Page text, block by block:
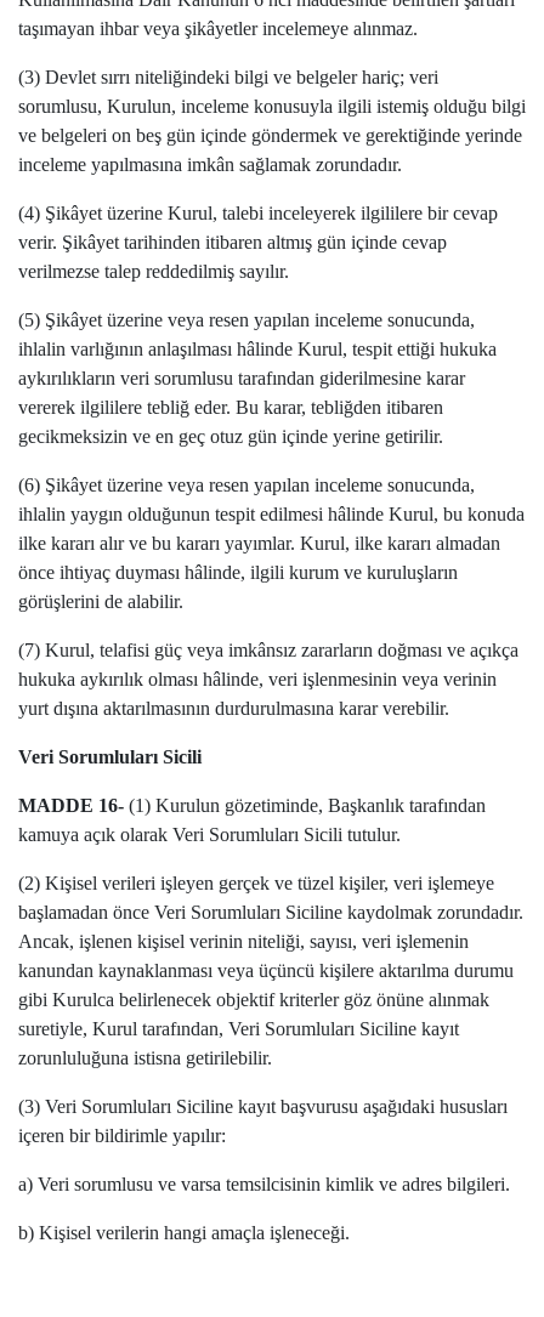
taşımayan ihbar veya şikâyetler incelemeye alınmaz.
(3) Devlet sırrı niteliğindeki bilgi ve belgeler hariç; veri
sorumlusu, Kurulun, inceleme konusuyla ilgili istemiş olduğu bilgi
ve belgeleri on beş gün içinde göndermek ve gerektiğinde yerinde
inceleme yapılmasına imkân sağlamak zorundadır.
(4) Şikâyet üzerine Kurul, talebi inceleyerek ilgililere bir cevap
verir. Şikâyet tarihinden itibaren altmış gün içinde cevap
verilmezse talep reddedilmiş sayılır.
(5) Şikâyet üzerine veya resen yapılan inceleme sonucunda,
ihlalin varlığının anlaşılması hâlinde Kurul, tespit ettiği hukuka
aykırılıkların veri sorumlusu tarafından giderilmesine karar
vererek ilgililere tebliğ eder. Bu karar, tebliğden itibaren
gecikmeksizin ve en geç otuz gün içinde yerine getirilir.
(6) Şikâyet üzerine veya resen yapılan inceleme sonucunda,
ihlalin yaygın olduğunun tespit edilmesi hâlinde Kurul, bu konuda
ilke kararı alır ve bu kararı yayımlar. Kurul, ilke kararı almadan
önce ihtiyaç duyması hâlinde, ilgili kurum ve kuruluşların
görüşlerini de alabilir.
(7) Kurul, telafisi güç veya imkânsız zararların doğması ve açıkça
hukuka aykırılık olması hâlinde, veri işlenmesinin veya verinin
yurt dışına aktarılmasının durdurulmasına karar verebilir.
Veri Sorumluları Sicili
MADDE 16- (1) Kurulun gözetiminde, Başkanlık tarafından
kamuya açık olarak Veri Sorumluları Sicili tutulur.
(2) Kişisel verileri işleyen gerçek ve tüzel kişiler, veri işlemeye
başlamadan önce Veri Sorumluları Siciline kaydolmak zorundadır.
Ancak, işlenen kişisel verinin niteliği, sayısı, veri işlemenin
kanundan kaynaklanması veya üçüncü kişilere aktarılma durumu
gibi Kurulca belirlenecek objektif kriterler göz önüne alınmak
suretiyle, Kurul tarafından, Veri Sorumluları Siciline kayıt
zorunluluğuna istisna getirilebilir.
(3) Veri Sorumluları Siciline kayıt başvurusu aşağıdaki hususları
içeren bir bildirimle yapılır:
a) Veri sorumlusu ve varsa temsilcisinin kimlik ve adres bilgileri.
b) Kişisel verilerin hangi amaçla işleneceği.